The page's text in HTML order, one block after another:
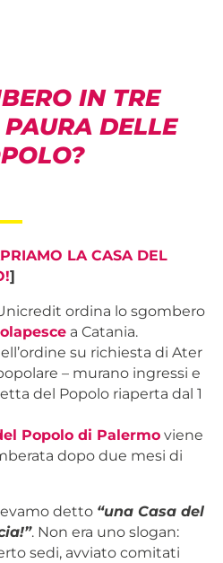
IN TRE
DELLE
LA CASA DEL
]
ordina lo sgombero
a Catania.
su richiesta di Ater
– murano ingressi e
del Popolo riaperta dal 1
Popolo di Palermo viene
dopo due mesi di
detto “una Casa del
. Non era uno slogan:
sedi, avviato comitati